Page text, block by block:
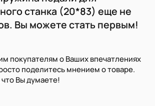
станка (20*83) еще не
Вы можете стать первым!
покупателям о Ваших впечатлениях
поделитесь мнением о товаре.
Вы думаете!